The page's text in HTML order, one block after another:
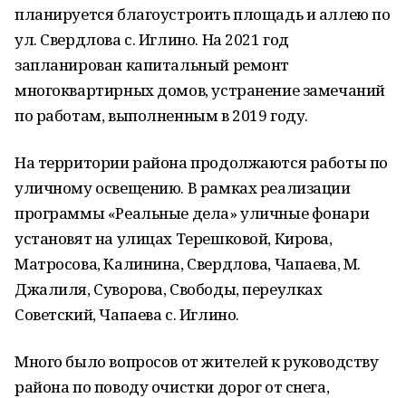
планируется благоустроить площадь и аллею по
ул. Свердлова с. Иглино. На 2021 год
запланирован капитальный ремонт
многоквартирных домов, устранение замечаний
по работам, выполненным в 2019 году.
На территории района продолжаются работы по
уличному освещению. В рамках реализации
программы «Реальные дела» уличные фонари
установят на улицах Терешковой, Кирова,
Матросова, Калинина, Свердлова, Чапаева, М.
Джалиля, Суворова, Свободы, переулках
Советский, Чапаева с. Иглино.
Много было вопросов от жителей к руководству
района по поводу очистки дорог от снега,